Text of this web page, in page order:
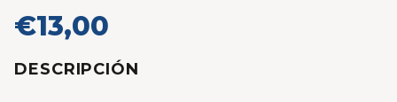
€13,00
DESCRIPCIÓN